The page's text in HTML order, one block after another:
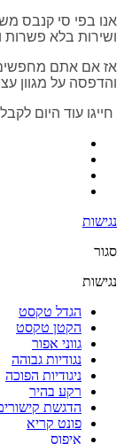
אנו בפי סי קנבס
ושירות בלא פשרות
אז אם אתם מחפשים
והדפסה על מגוון
חייגו עוד היום
נגישות
סגור
נגישות
הגדל טקסט
הקטן טקסט
גווני אפור
נגודיות גבוהה
ניגודיות הפוכה
רקע בהיר
הדגשת
פונט קריא
איפוס